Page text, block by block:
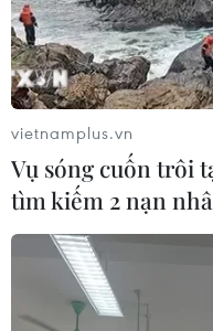
vietnamplus.vn
Vụ sóng cuốn trôi
tìm kiếm 2 nạn